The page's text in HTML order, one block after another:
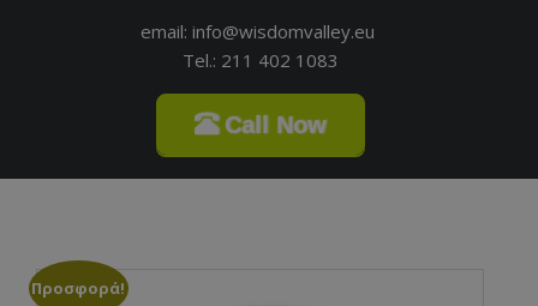
email: info@wisdomvalley.eu
Tel.: 211 402 1083
Call Now
Προσφορά!